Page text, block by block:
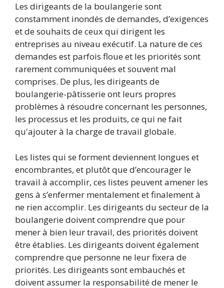
Les dirigeants de la boulangerie sont
constamment inondés de demandes, d’exigences
et de souhaits de ceux qui dirigent les
entreprises au niveau exécutif. La nature de ces
demandes est parfois floue et les priorités sont
rarement communiquées et souvent mal
comprises. De plus, les dirigeants de
boulangerie-pâtisserie ont leurs propres
problèmes à résoudre concernant les personnes,
les processus et les produits, ce qui ne fait
qu'ajouter à la charge de travail globale.
Les listes qui se forment deviennent longues et
encombrantes, et plutôt que d’encourager le
travail à accomplir, ces listes peuvent amener les
gens à s’enfermer mentalement et finalement à
ne rien accomplir. Les dirigeants du secteur de la
boulangerie doivent comprendre que pour
mener à bien leur travail, des priorités doivent
être établies. Les dirigeants doivent également
comprendre que personne ne leur fixera de
priorités. Les dirigeants sont embauchés et
doivent assumer la responsabilité de mener le